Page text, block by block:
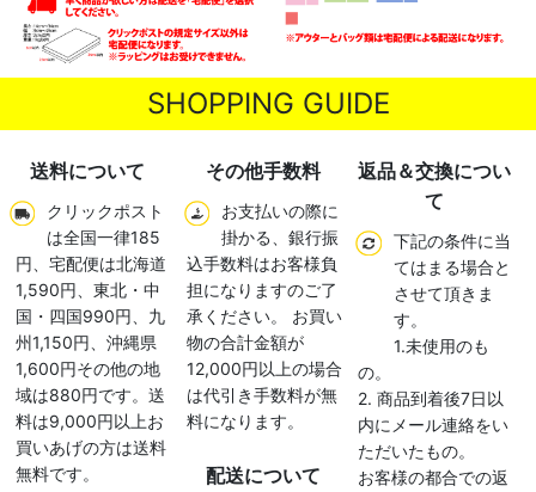
SHOPPING GUIDE
送料について
クリックポスト
は全国一律185
円、宅配便は北海道
1,590円、東北・中
国・四国990円、九
州1,150円、沖縄県
1,600円その他の地
域は880円です。送
料は9,000円以上お
買いあげの方は送料
無料です。
その他手数料
お支払いの際に
掛かる、銀行振
込手数料はお客様負
担になりますのご了
承ください。 お買い
物の合計金額が
12,000円以上の場合
は代引き手数料が無
料になります。
配送について
返品＆交換につい
て
下記の条件に当
てはまる場合と
させて頂きま
す。
1.未使用のも
の。
2. 商品到着後7日以
内にメール連絡をい
ただいたもの。
お客様の都合での返